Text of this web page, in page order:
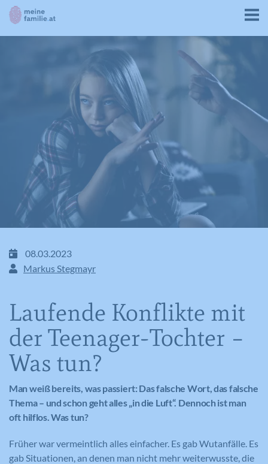
08.03.2023
Markus Stegmayr
Laufende Konflikte mit
der Teenager-Tochter –
Was tun?
Man weiß bereits, was passiert: Das falsche Wort, das falsche
Thema – und schon geht alles „in die Luft“. Dennoch ist man
oft hilflos. Was tun?
Früher war vermeintlich alles einfacher. Es gab Wutanfälle. Es
gab Situationen, an denen man nicht mehr weiterwusste, die